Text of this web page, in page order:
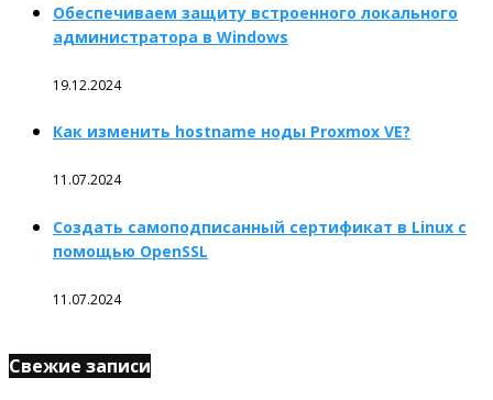
Обеспечиваем защиту встроенного локального
администратора в Windows
19.12.2024
Как изменить hostname ноды Proxmox VE?
11.07.2024
Создать самоподписанный сертификат в Linux с
помощью OpenSSL
11.07.2024
Свежие записи